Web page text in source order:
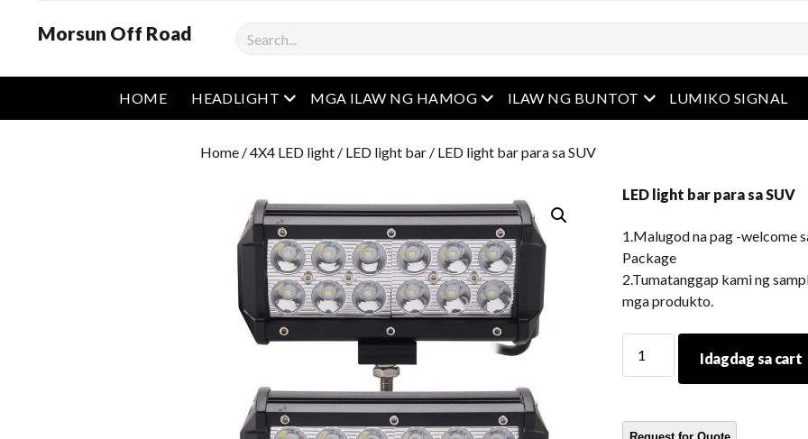
Morsun Off Road Maghanap
HOME HEADLIGHT Buksan ang menu
MGA ILAW NG HAMOG Buksan ang menu
ILAW NG BUNTOT Buksan ang menu
LUMIKO SIGNAL
Home /4X4 LED light / LED light bar / LED light bar para sa SUV
LED light bar para sa SUV
1.Malugod na pag -welcome
Package
2.Tumatanggap kami ng
mga produkto.
light
sa
Idagdag sa cart